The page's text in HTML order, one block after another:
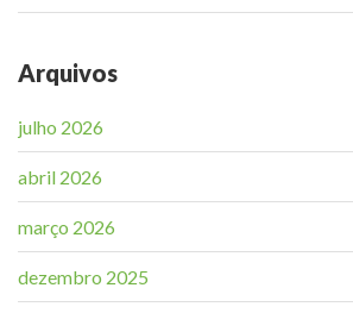
Arquivos
julho 2026
abril 2026
março 2026
dezembro 2025